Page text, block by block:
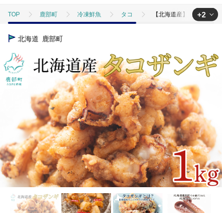
TOP 鹿部町 冷凍鮮魚 タコ 【北海道産】 たこザン
TOP
TOP 【北海道産】 たこザンギ
+2
北海道 鹿部町